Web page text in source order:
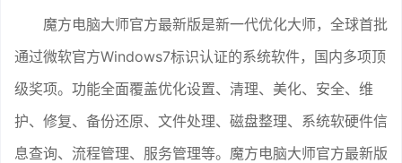
魔方电脑大师官方最新版是新一代优化大师，全球首批
通过微软官方Windows7标识认证的系统软件，国内多项顶
级奖项。功能全面覆盖优化设置、清理、美化、安全、维
护、修复、备份还原、文件处理、磁盘整理、系统软硬件信
息查询、流程管理、服务管理等。魔方电脑大师官方最新版